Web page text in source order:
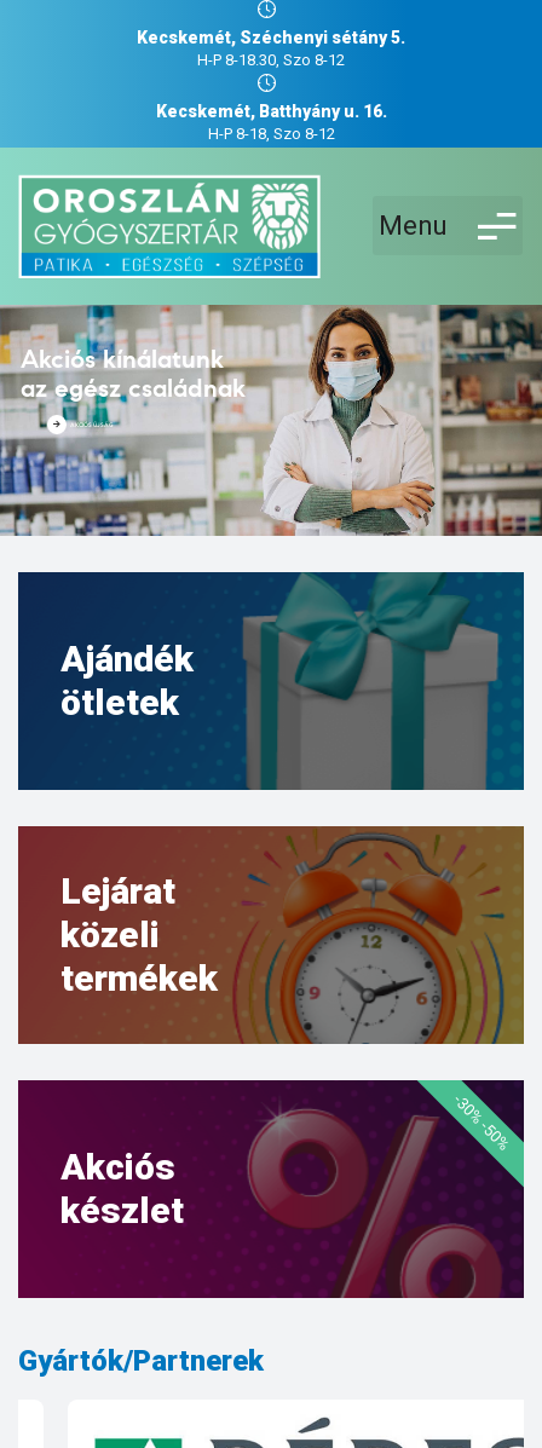
Kecskemét, Széchenyi sétány 5.
H-P 8-18.30, Szo 8-12
Kecskemét, Batthyány u. 16.
H-P 8-18, Szo 8-12
Menu
AKCIÓS ÚJSÁG
Akciós kínálatunk
az egész családnak
Ajándék
ötletek
Lejárat
közeli
termékek
Akciós
készlet
-30% -50%
Gyártók/Partnerek